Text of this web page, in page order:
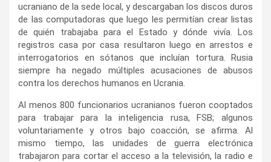
ucraniano de la sede local, y descargaban los discos duros
de las computadoras que luego les permitían crear listas
de quién trabajaba para el Estado y dónde vivía. Los
registros casa por casa resultaron luego en arrestos e
interrogatorios en sótanos que incluían tortura. Rusia
siempre ha negado múltiples acusaciones de abusos
contra los derechos humanos en Ucrania.
Al menos 800 funcionarios ucranianos fueron cooptados
para trabajar para la inteligencia rusa, FSB; algunos
voluntariamente y otros bajo coacción, se afirma. Al
mismo tiempo, las unidades de guerra electrónica
trabajaron para cortar el acceso a la televisión, la radio e